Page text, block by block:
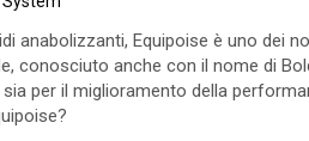
anabolizzanti, Equipoise è uno dei
conosciuto anche con il nome di
per il miglioramento della